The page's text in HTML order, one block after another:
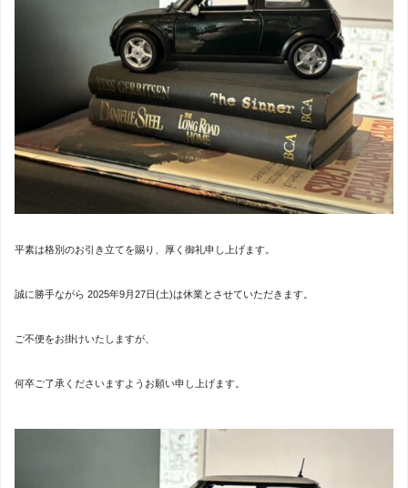
平素は格別のお引き立てを賜り、厚く御礼申し上げます。
誠に勝手ながら 2025年9月27日(土)は休業とさせていただきます。
ご不便をお掛けいたしますが、
何卒ご了承くださいますようお願い申し上げます。